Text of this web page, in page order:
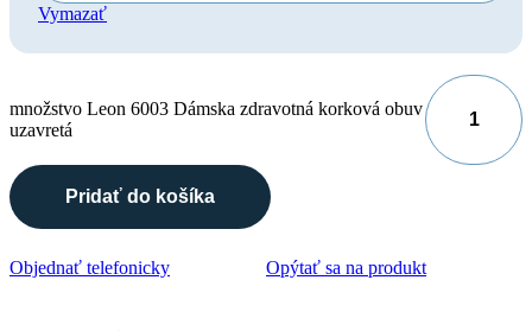
Vymazať
množstvo Leon 6003 Dámska zdravotná korková obuv
uzavretá
Pridať do košíka
Objednať telefonicky Opýtať sa na produkt